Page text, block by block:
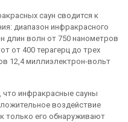
саун сводится к
диапазон инфракрасного
длин волн от 750 нанометров
от 400 терагерц до трех
12,4 миллиэлектрон-вольт
что инфракрасные сауны
воздействие
только его обнаруживают